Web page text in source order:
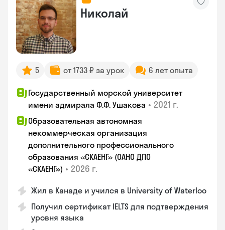
Николай
5 от 1733 ₽ за урок 6 лет опыта
Государственный морской университет
имени адмирала Ф.Ф. Ушакова • 2021 г.
Образовательная автономная
некоммерческая организация
дополнительного профессионального
образования «СКАЕНГ» (ОАНО ДПО
«СКАЕНГ») • 2026 г.
Жил в Канаде и учился в University of Waterloo
Получил сертификат IELTS для подтверждения
уровня языка